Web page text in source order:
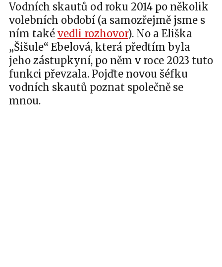
Vodních skautů od roku 2014 po několik
volebních období (a samozřejmě jsme s
ním také vedli rozhovor). No a Eliška
„Šišule“ Ebelová, která předtím byla
jeho zástupkyní, po něm v roce 2023 tuto
funkci převzala. Pojďte novou šéfku
vodních skautů poznat společně se
mnou.